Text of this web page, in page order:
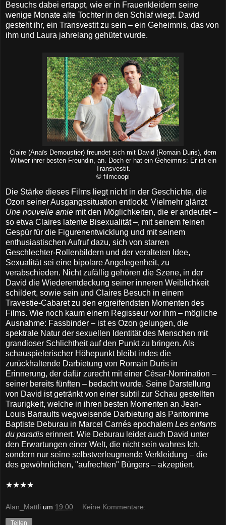
Besuchs dabei ertappt, wie er in Frauenkleidern seine
wenige Monate alte Tochter in den Schlaf wiegt. David
gesteht ihr, ein Transvestit zu sein – ein Geheimnis, das von
ihm und Laura jahrelang gehütet wurde.
Claire (Anaïs Demoustier) freundet sich mit David (Romain Duris), dem
Witwer ihrer besten Freundin, an. Doch er hat ein Geheimnis: Er ist ein
Transvestit.
© filmcoopi
Die Stärke dieses Films liegt nicht in der Geschichte, die
Ozon seiner Ausgangssituation entlockt. Vielmehr glänzt
Une nouvelle amie mit den Möglichkeiten, die er andeutet –
so etwa Claires latente Bisexualität –, mit seinem feinen
Gespür für die Figurenentwicklung und mit seinem
enthusiastischen Aufruf dazu, sich von starren
Geschlechter-Rollenbildern und der veralteten Idee,
Sexualität sei eine bipolare Angelegenheit, zu
verabschieden. Nicht zufällig gehören die Szene, in der
David die Wiederentdeckung seiner inneren Weiblichkeit
schildert, sowie sein und Claires Besuch in einem
Travestie-Cabaret zu den ergreifendsten Momenten des
Films. Wie noch kaum einem Regisseur vor ihm – mögliche
Ausnahme: Fassbinder – ist es Ozon gelungen, die
spektrale Natur der sexuellen Identität des Menschen mit
grandioser Schlichtheit auf den Punkt zu bringen. Als
schauspielerischer Höhepunkt bleibt indes die
zurückhaltende Darbietung von Romain Duris in
Erinnerung, der dafür zurecht mit einer César-Nomination –
seiner bereits fünften – bedacht wurde. Seine Darstellung
von David ist getränkt von einer subtil zur Schau gestellten
Traurigkeit, welche in ihren besten Momenten an Jean-
Louis Barraults wegweisende Darbietung als Pantomime
Baptiste Deburau in Marcel Carnés epochalem Les enfants
du paradis erinnert. Wie Deburau leidet auch David unter
den Erwartungen einer Welt, die nicht sein wahres Ich,
sondern nur seine selbstverleugnende Verkleidung – die
des gewöhnlichen, "aufrechten" Bürgers – akzeptiert.
★★★★
Alan_Mattli um 19:00 Keine Kommentare:
Teilen